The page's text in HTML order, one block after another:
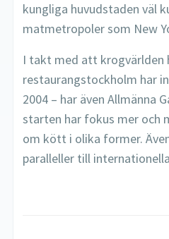
kungliga huvudstaden väl
matmetropoler som New
I takt med att krogvärlden
restaurangstockholm har
2004 – har även Allmänna
starten har fokus mer och
om kött i olika former.
paralleller till